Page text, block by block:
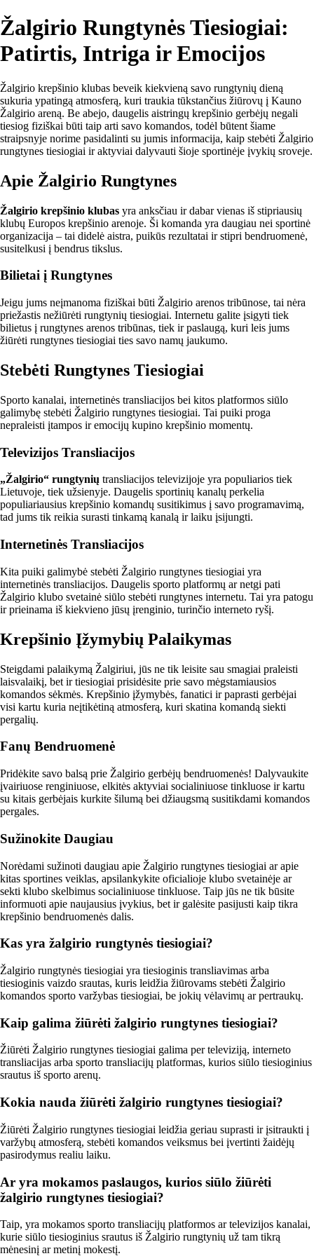
Žalgirio Rungtynės Tiesiogiai:
Patirtis, Intriga ir Emocijos
Žalgirio krepšinio klubas beveik kiekvieną savo rungtynių dieną
sukuria ypatingą atmosferą, kuri traukia tūkstančius žiūrovų į Kauno
Žalgirio areną. Be abejo, daugelis aistringų krepšinio gerbėjų negali
tiesiog fiziškai būti taip arti savo komandos, todėl būtent šiame
straipsnyje norime pasidalinti su jumis informacija, kaip stebėti Žalgirio
rungtynes tiesiogiai ir aktyviai dalyvauti šioje sportinėje įvykių sroveje.
Apie Žalgirio Rungtynes
Žalgirio krepšinio klubas yra anksčiau ir dabar vienas iš stipriausių
klubų Europos krepšinio arenoje. Ši komanda yra daugiau nei sportinė
organizacija – tai didelė aistra, puikūs rezultatai ir stipri bendruomenė,
susitelkusi į bendrus tikslus.
Bilietai į Rungtynes
Jeigu jums neįmanoma fiziškai būti Žalgirio arenos tribūnose, tai nėra
priežastis nežiūrėti rungtynių tiesiogiai. Internetu galite įsigyti tiek
bilietus į rungtynes arenos tribūnas, tiek ir paslaugą, kuri leis jums
žiūrėti rungtynes tiesiogiai ties savo namų jaukumo.
Stebėti Rungtynes Tiesiogiai
Sporto kanalai, internetinės transliacijos bei kitos platformos siūlo
galimybę stebėti Žalgirio rungtynes tiesiogiai. Tai puiki proga
nepraleisti įtampos ir emocijų kupino krepšinio momentų.
Televizijos Transliacijos
„Žalgirio“ rungtynių transliacijos televizijoje yra populiarios tiek
Lietuvoje, tiek užsienyje. Daugelis sportinių kanalų perkelia
populiariausius krepšinio komandų susitikimus į savo programavimą,
tad jums tik reikia surasti tinkamą kanalą ir laiku įsijungti.
Internetinės Transliacijos
Kita puiki galimybė stebėti Žalgirio rungtynes tiesiogiai yra
internetinės transliacijos. Daugelis sporto platformų ar netgi pati
Žalgirio klubo svetainė siūlo stebėti rungtynes internetu. Tai yra patogu
ir prieinama iš kiekvieno jūsų įrenginio, turinčio interneto ryšį.
Krepšinio Įžymybių Palaikymas
Steigdami palaikymą Žalgiriui, jūs ne tik leisite sau smagiai praleisti
laisvalaikį, bet ir tiesiogiai prisidėsite prie savo mėgstamiausios
komandos sėkmės. Krepšinio įžymybės, fanatici ir paprasti gerbėjai
visi kartu kuria neįtikėtiną atmosferą, kuri skatina komandą siekti
pergalių.
Fanų Bendruomenė
Pridėkite savo balsą prie Žalgirio gerbėjų bendruomenės! Dalyvaukite
įvairiuose renginiuose, elkitės aktyviai socialiniuose tinkluose ir kartu
su kitais gerbėjais kurkite šilumą bei džiaugsmą susitikdami komandos
pergales.
Sužinokite Daugiau
Norėdami sužinoti daugiau apie Žalgirio rungtynes tiesiogiai ar apie
kitas sportines veiklas, apsilankykite oficialioje klubo svetainėje ar
sekti klubo skelbimus socialiniuose tinkluose. Taip jūs ne tik būsite
informuoti apie naujausius įvykius, bet ir galėsite pasijusti kaip tikra
krepšinio bendruomenės dalis.
Kas yra žalgirio rungtynės tiesiogiai?
Žalgirio rungtynės tiesiogiai yra tiesioginis transliavimas arba
tiesioginis vaizdo srautas, kuris leidžia žiūrovams stebėti Žalgirio
komandos sporto varžybas tiesiogiai, be jokių vėlavimų ar pertraukų.
Kaip galima žiūrėti žalgirio rungtynes tiesiogiai?
Žiūrėti Žalgirio rungtynes tiesiogiai galima per televiziją, interneto
transliacijas arba sporto transliacijų platformas, kurios siūlo tiesioginius
srautus iš sporto arenų.
Kokia nauda žiūrėti žalgirio rungtynes tiesiogiai?
Žiūrėti Žalgirio rungtynes tiesiogiai leidžia geriau suprasti ir įsitraukti į
varžybų atmosferą, stebėti komandos veiksmus bei įvertinti žaidėjų
pasirodymus realiu laiku.
Ar yra mokamos paslaugos, kurios siūlo žiūrėti
žalgirio rungtynes tiesiogiai?
Taip, yra mokamos sporto transliacijų platformos ar televizijos kanalai,
kurie siūlo tiesioginius srautus iš Žalgirio rungtynių už tam tikrą
mėnesinį ar metinį mokestį.